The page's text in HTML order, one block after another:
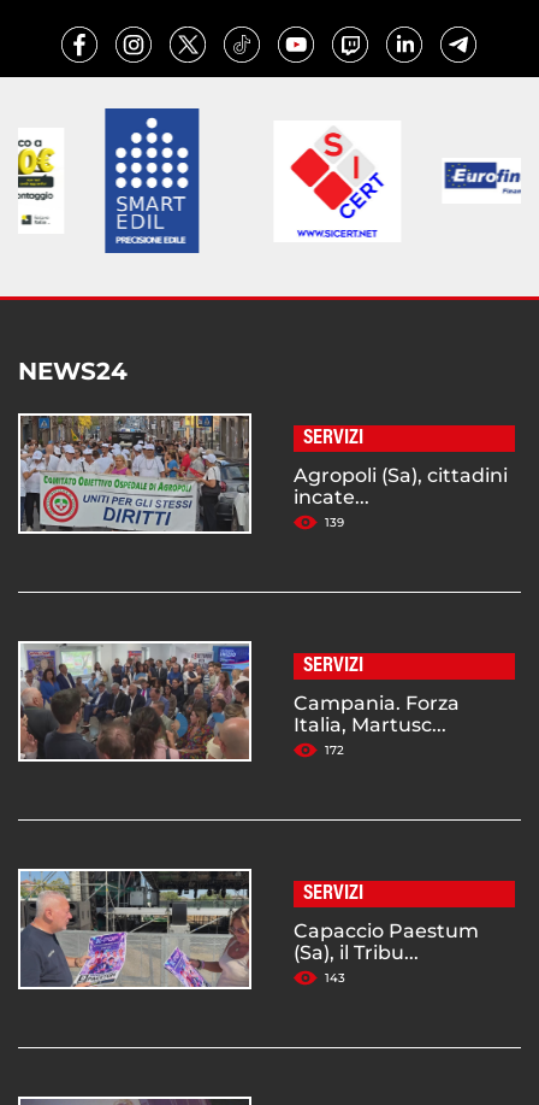
NEWS24
SERVIZI
Agropoli (Sa), cittadini
incate...
139
SERVIZI
Campania. Forza
Italia, Martusc...
172
SERVIZI
Capaccio Paestum
(Sa), il Tribu...
143